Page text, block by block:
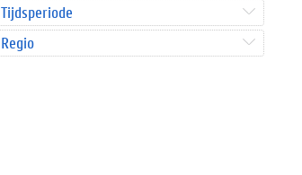
Tijdsperiode
Regio